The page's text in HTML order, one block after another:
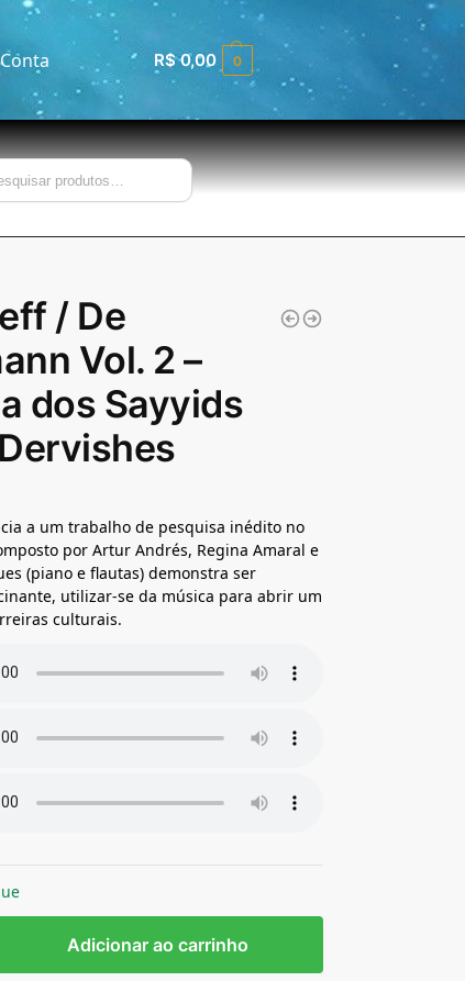
R$0,00 0
/ De
Vol. 2 –
dos Sayyids
a um trabalho de pesquisa inédito no
por Artur Andrés, Regina Amaral e
(piano e flautas) demonstra ser
utilizar-se da música para abrir um
culturais.
Adicionar ao carrinho